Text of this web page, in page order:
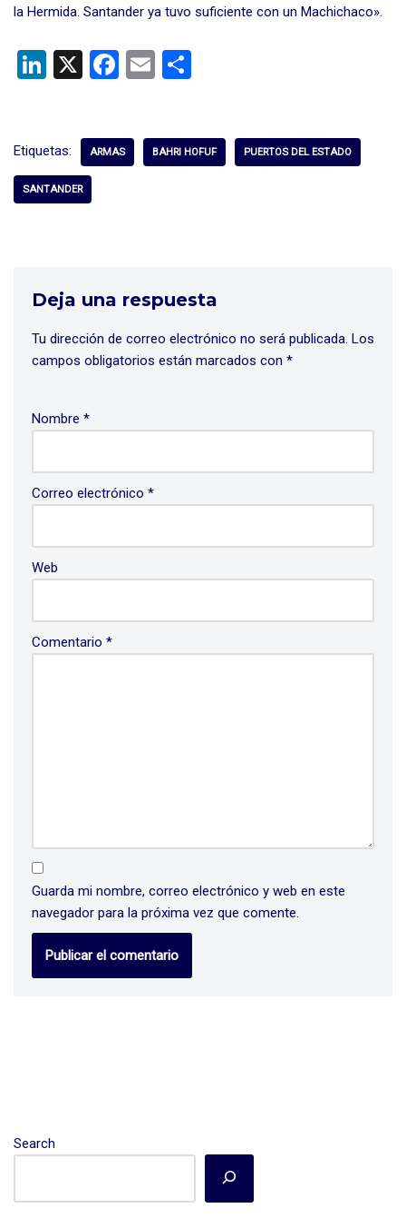
la Hermida. Santander ya tuvo suficiente con un Machichaco».
Li
dI
n
X
F
b
E
p
Etiquetas: ARMAS BAHRI HOFUF PUERTOS DEL ESTADO
SANTANDER
Deja una respuesta
Tu dirección de correo electrónico no será publicada. Los
campos obligatorios están marcados con *
Nombre *
Correo electrónico *
Web
Comentario *
Guarda mi nombre, correo electrónico y web en este
navegador para la próxima vez que comente.
Search